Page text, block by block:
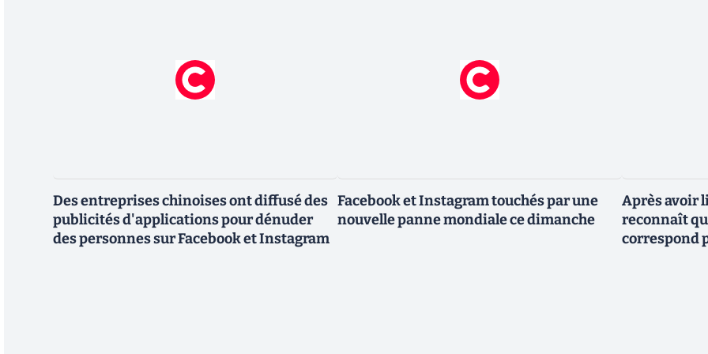
Des entreprises chinoises ont diffusé des
publicités d'applications pour dénuder
des personnes sur Facebook et Instagram
Facebook et Instagram touchés par une
nouvelle panne mondiale ce dimanche
Après avoir
reconnaît
correspond